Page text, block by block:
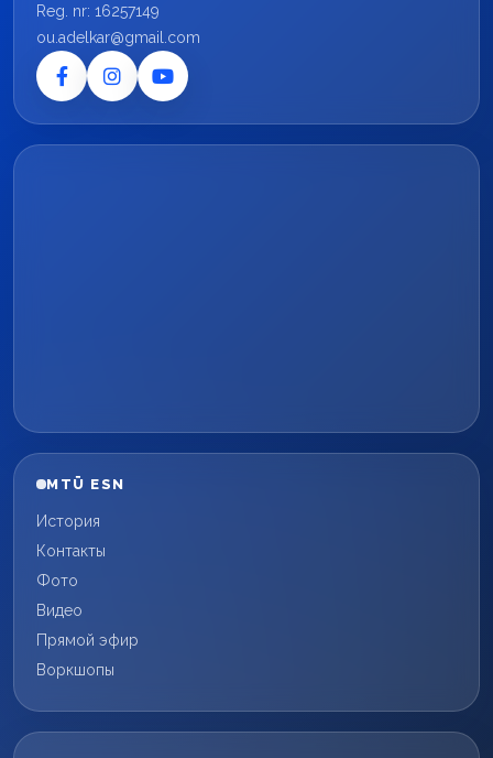
Reg. nr: 16257149
ou.adelkar@gmail.com
MTÜ ESN
История
Контакты
Фото
Видео
Прямой эфир
Воркшопы